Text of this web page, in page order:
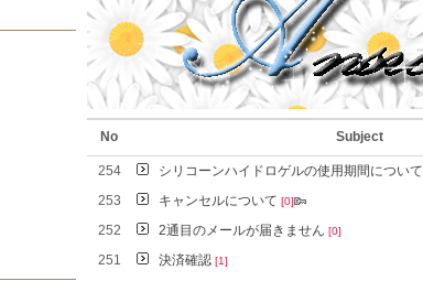
No Subject
254 シリコーンハイドロゲルの使用期間について
253
キャンセルについて [0]
252
2通目のメールが届きません [0]
251
決済確認 [1]